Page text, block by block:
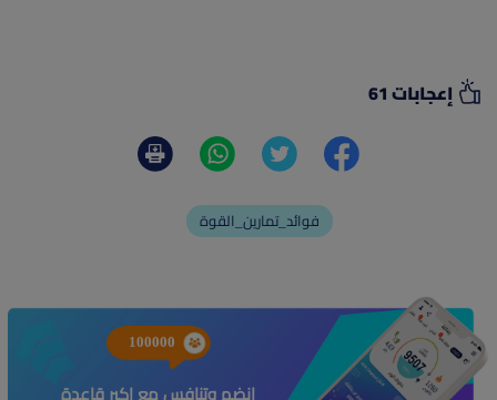
إعجابات 61
فوائد_تمارين_القوة
100000
انضم وتنافس مع اكبر قاعدة